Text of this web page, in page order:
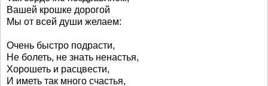
Вашей крошке дорогой
Мы от всей души желаем:
Очень быстро подрасти,
Не болеть, не знать ненастья,
Хорошеть и расцвести,
И иметь так много счастья,